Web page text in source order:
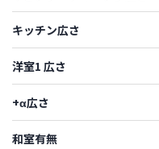
キッチン広さ
洋室1 広さ
+α広さ
和室有無